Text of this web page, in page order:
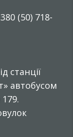
(50) 718-
станції
автобусом